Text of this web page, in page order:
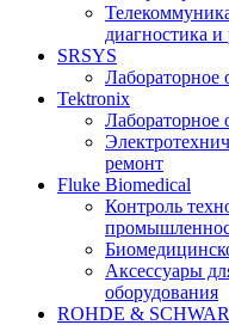
диагностика
SRSYS
Лабораторное
Tektronix
Лабораторное
ремонт
Fluke Biomedical
Контроль
Аксессуары
оборудования
ROHDE &